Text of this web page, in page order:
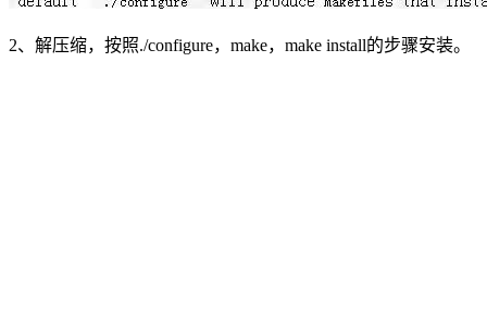
2、解压缩，按照./configure，make，make install的步骤安装。